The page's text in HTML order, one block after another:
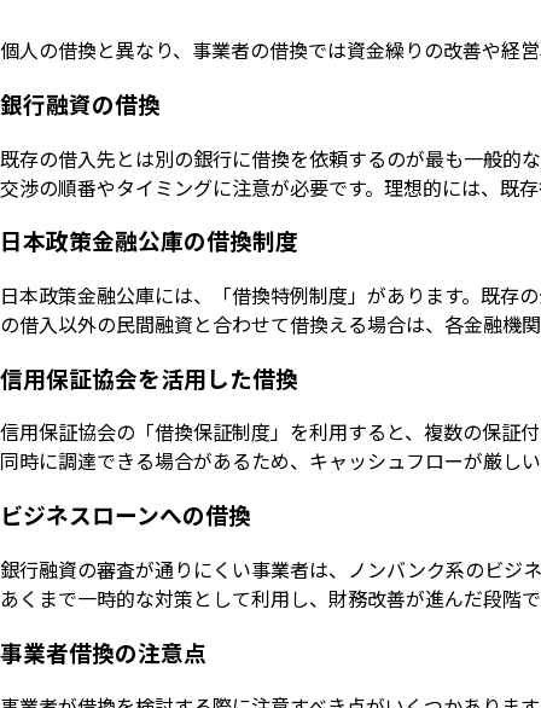
個人の借換と異なり、事業者の借換では資金繰りの改善や経
銀行融資の借換
既存の借入先とは別の銀行に借換を依頼するのが最も一般的
交渉の順番やタイミングに注意が必要です。理想的には、既
日本政策金融公庫の借換制度
日本政策金融公庫には、「借換特例制度」があります。既存
の借入以外の民間融資と合わせて借換える場合は、各金融機
信用保証協会を活用した借換
信用保証協会の「借換保証制度」を利用すると、複数の保証
同時に調達できる場合があるため、キャッシュフローが厳し
ビジネスローンへの借換
銀行融資の審査が通りにくい事業者は、ノンバンク系のビジ
あくまで一時的な対策として利用し、財務改善が進んだ段階
事業者借換の注意点